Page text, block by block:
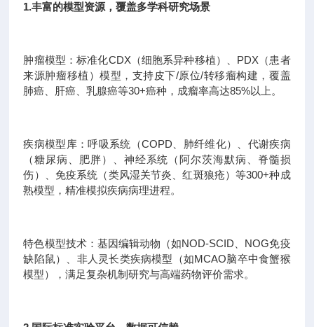
1.丰富的模型资源，覆盖多学科研究场景
肿瘤模型：标准化CDX（细胞系异种移植）、PDX（患者
来源肿瘤移植）模型，支持皮下/原位/转移瘤构建，覆盖
肺癌、肝癌、乳腺癌等30+癌种，成瘤率高达85%以上。
疾病模型库：呼吸系统（COPD、肺纤维化）、代谢疾病
（糖尿病、肥胖）、神经系统（阿尔茨海默病、脊髓损
伤）、免疫系统（类风湿关节炎、红斑狼疮）等300+种成
熟模型，精准模拟疾病病理进程。
特色模型技术：基因编辑动物（如NOD-SCID、NOG免疫
缺陷鼠）、非人灵长类疾病模型（如MCAO脑卒中食蟹猴
模型），满足复杂机制研究与高端药物评价需求。